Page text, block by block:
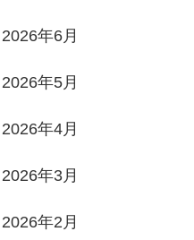
2026年6月
2026年5月
2026年4月
2026年3月
2026年2月